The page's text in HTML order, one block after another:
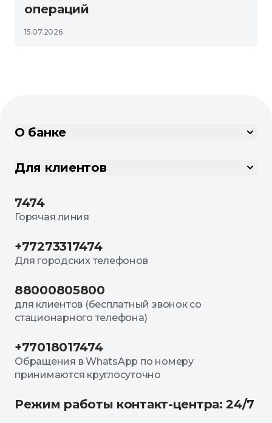
операций
15.07.2026
О банке
Для клиентов
7474
Горячая линия
+77273317474
Для городских телефонов
88000805800
для клиентов (бесплатный звонок со
стационарного телефона)
+77018017474
Обращения в WhatsApp по номеру
принимаются круглосуточно
Режим работы контакт-центра: 24/7